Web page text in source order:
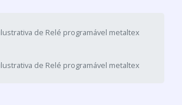
Comercio LTDA. / Campinas - SP
controlar máquinas, registro de